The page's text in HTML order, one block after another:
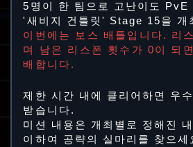
5명이 한 팀으로 고난이도 PvE
'새비지 건틀릿' Stage 15을 개
이번에는 보스 배틀입니다. 리
며 남은 리스폰 횟수가 0이 되
배합니다.
제한 시간 내에 클리어하면 우
받습니다.
미션 내용은 개최별로 정해진
이하여 공략의 실마리를 찾으세